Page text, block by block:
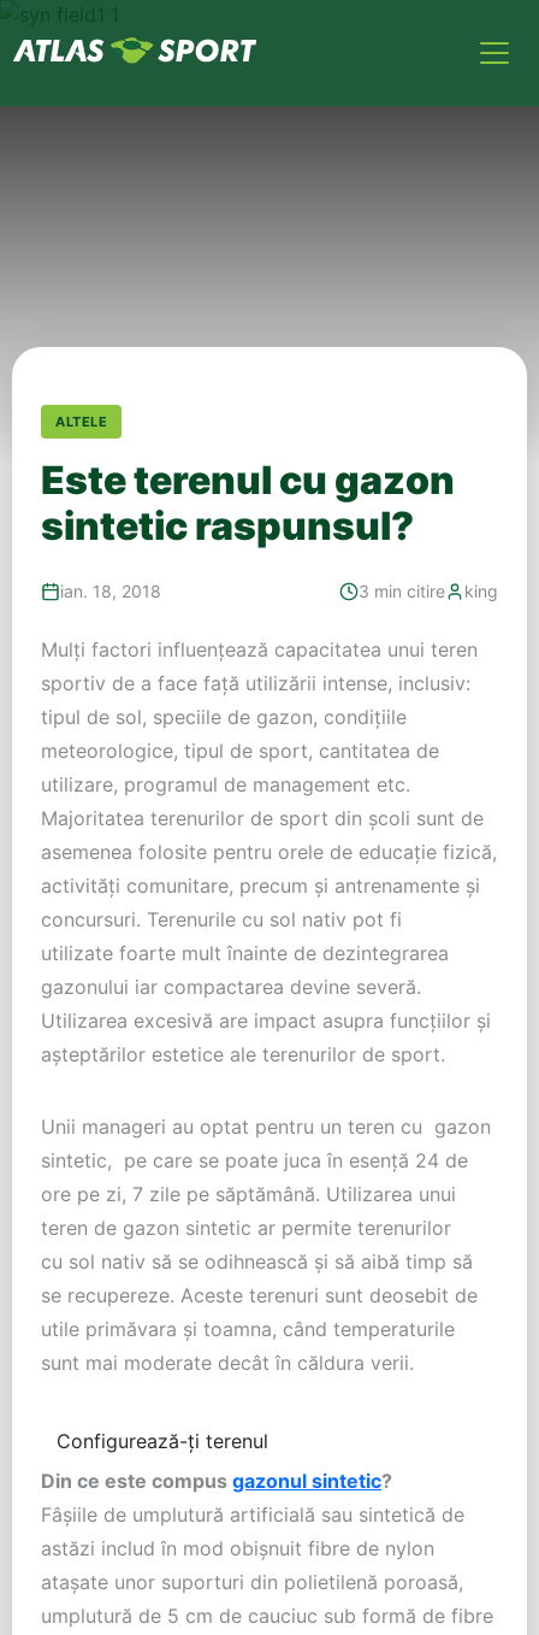
ALTELE
Este terenul cu gazon
sintetic raspunsul?
ian. 18, 2018 3 min citire king
Mulți factori influențează capacitatea unui teren
sportiv de a face față utilizării intense, inclusiv:
tipul de sol, speciile de gazon, condițiile
meteorologice, tipul de sport, cantitatea de
utilizare, programul de management etc.
Majoritatea terenurilor de sport din școli sunt de
asemenea folosite pentru orele de educație fizică,
activități comunitare, precum și antrenamente și
concursuri. Terenurile cu sol nativ pot fi
utilizate foarte mult înainte de dezintegrarea
gazonului iar compactarea devine severă.
Utilizarea excesivă are impact asupra funcțiilor și
așteptărilor estetice ale terenurilor de sport.
Unii manageri au optat pentru un teren cu gazon
sintetic, pe care se poate juca în esență 24 de
ore pe zi, 7 zile pe săptămână. Utilizarea unui
teren de gazon sintetic ar permite terenurilor
cu sol nativ să se odihnească și să aibă timp să
se recupereze. Aceste terenuri sunt deosebit de
utile primăvara și toamna, când temperaturile
sunt mai moderate decât în căldura verii.
Configurează-ți terenul
Din ce este compus gazonul sintetic?
Fâșiile de umplutură artificială sau sintetică de
astăzi includ în mod obișnuit fibre de nylon
atașate unor suporturi din polietilenă poroasă,
umplutură de 5 cm de cauciuc sub formă de fibre